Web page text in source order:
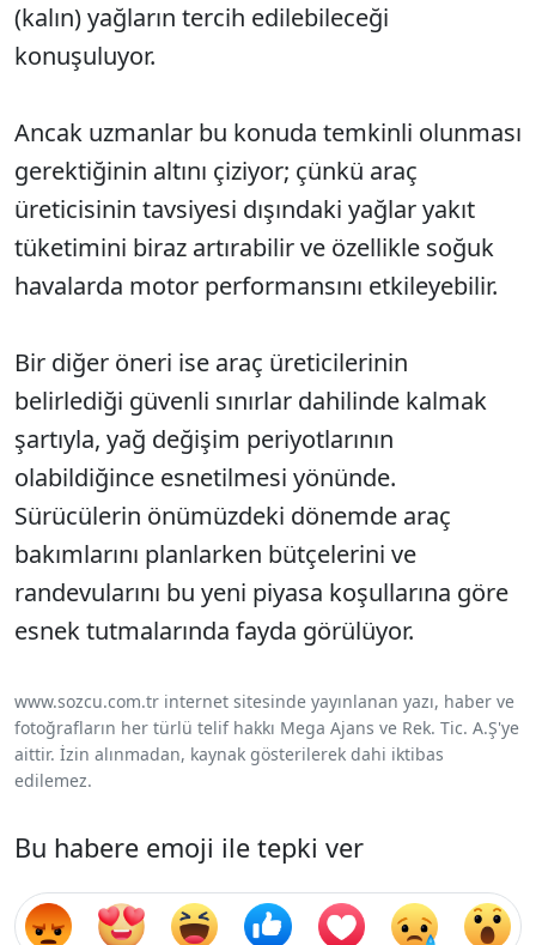
(kalın) yağların tercih edilebileceği
konuşuluyor.
Ancak uzmanlar bu konuda temkinli olunması
gerektiğinin altını çiziyor; çünkü araç
üreticisinin tavsiyesi dışındaki yağlar yakıt
tüketimini biraz artırabilir ve özellikle soğuk
havalarda motor performansını etkileyebilir.
Bir diğer öneri ise araç üreticilerinin
belirlediği güvenli sınırlar dahilinde kalmak
şartıyla, yağ değişim periyotlarının
olabildiğince esnetilmesi yönünde.
Sürücülerin önümüzdeki dönemde araç
bakımlarını planlarken bütçelerini ve
randevularını bu yeni piyasa koşullarına göre
esnek tutmalarında fayda görülüyor.
www.sozcu.com.tr internet sitesinde yayınlanan yazı, haber ve
fotoğrafların her türlü telif hakkı Mega Ajans ve Rek. Tic. A.Ş'ye
aittir. İzin alınmadan, kaynak gösterilerek dahi iktibas
edilemez.
Bu habere emoji ile tepki ver